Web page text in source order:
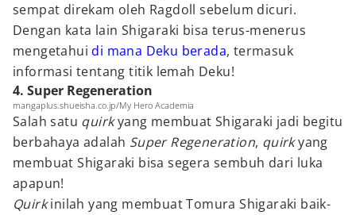
sempat direkam oleh Ragdoll sebelum dicuri.
Dengan kata lain Shigaraki bisa terus-menerus
mengetahuidi mana Deku berada, termasuk
informasi tentang titik lemah Deku!
4. Super Regeneration
mangaplus.shueisha.co.jp/My Hero Academia
Salah satu quirkyang membuat Shigaraki jadi begitu
berbahaya adalah Super Regeneration, quirkyang
membuat Shigaraki bisa segera sembuh dari luka
apapun!
Quirkinilah yang membuat Tomura Shigaraki baik-